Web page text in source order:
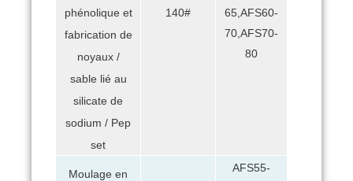
phénolique et
fabrication de
noyaux /
sable lié au
silicate de
sodium / Pep
set
140#
65,AFS60-
70,AFS70-
80
Moulage en
AFS55-